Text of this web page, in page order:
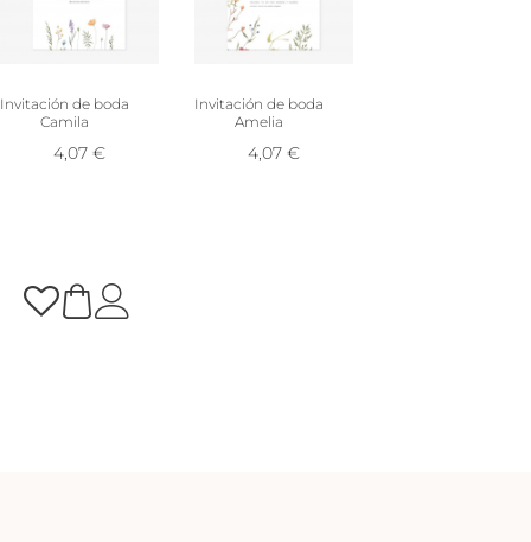
Invitación de boda
Camila
4,07 €
Invitación de boda
Amelia
4,07 €